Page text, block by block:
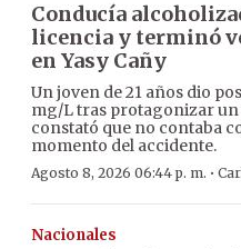
Conducía
licencia y terminó
en Yasy Cañy
Un joven de 21 años dio
mg/L tras protagonizar
constató que no contaba
momento del accidente.
Agosto 8, 2026 06:44 p. m. ·
Nacionales